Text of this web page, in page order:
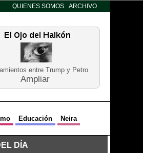
QUIENES SOMOS ARCHIVO
entre Trump y Petro
Ampliar
Educación Neira
DÍA